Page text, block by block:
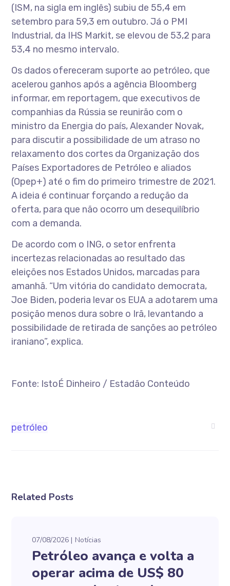
(ISM, na sigla em inglês) subiu de 55,4 em
setembro para 59,3 em outubro. Já o PMI
Industrial, da IHS Markit, se elevou de 53,2 para
53,4 no mesmo intervalo.
Os dados ofereceram suporte ao petróleo, que
acelerou ganhos após a agência Bloomberg
informar, em reportagem, que executivos de
companhias da Rússia se reunirão com o
ministro da Energia do país, Alexander Novak,
para discutir a possibilidade de um atraso no
relaxamento dos cortes da Organização dos
Países Exportadores de Petróleo e aliados
(Opep+) até o fim do primeiro trimestre de 2021.
A ideia é continuar forçando a redução da
oferta, para que não ocorro um desequilíbrio
com a demanda.
De acordo com o ING, o setor enfrenta
incertezas relacionadas ao resultado das
eleições nos Estados Unidos, marcadas para
amanhã. “Um vitória do candidato democrata,
Joe Biden, poderia levar os EUA a adotarem uma
posição menos dura sobre o Irã, levantando a
possibilidade de retirada de sanções ao petróleo
iraniano”, explica.
Fonte: IstoÉ Dinheiro / Estadão Conteúdo
petróleo
Related Posts
07/08/2026 Notícias
Petróleo avança e volta a
operar acima de US$ 80